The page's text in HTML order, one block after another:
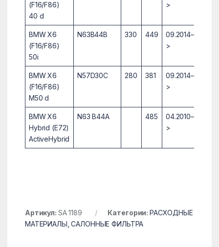
(F16/F86)
40 d
>
BMW X6
(F16/F86)
50i
N63B44B 330 449
09.2014–
>
BMW X6
(F16/F86)
M50 d
N57D30C 280 381
09.2014–
>
BMW X6
Hybrid (E72)
ActiveHybrid
N63 B44A 485
04.2010–
>
Артикул: SA 1189 Категории: РАСХОДНЫЕ
МАТЕРИАЛЫ ,САЛОННЫЕ ФИЛЬТРА